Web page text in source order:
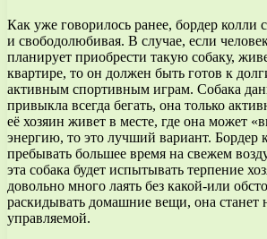
Как уже говорилось ранее, бордер колли
и свободолюбивая. В случае, если
планирует приобрести такую собаку,
квартире, то он должен быть готов к
активным спортивным играм. Собака
привыкла всегда бегать, она только
её хозяин живет в месте, где она может
энергию, то это лучший вариант. Бордер
пребывать большее время на свежем
эта собака будет испытывать терпение
довольно много лаять без какой-или
раскидывать домашние вещи, она станет
управляемой.